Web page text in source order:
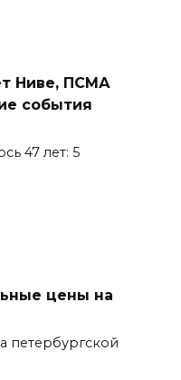
Ниве, ПСМА
события
47 лет: 5
цены на
петербургской